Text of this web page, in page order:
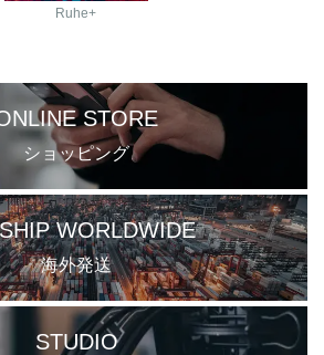
Ruhe+
STORE
ショッピング
WORLDWIDE
海外発送
STUDIO